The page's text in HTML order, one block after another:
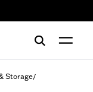
Storage/